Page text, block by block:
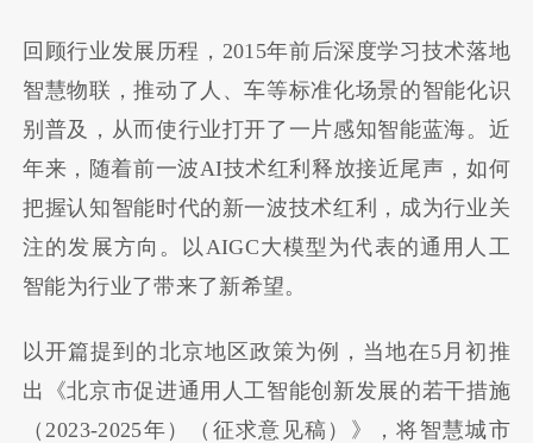
回顾行业发展历程，2015年前后深度学习技术落地
智慧物联，推动了人、车等标准化场景的智能化识
别普及，从而使行业打开了一片感知智能蓝海。近
年来，随着前一波AI技术红利释放接近尾声，如何
把握认知智能时代的新一波技术红利，成为行业关
注的发展方向。以AIGC大模型为代表的通用人工
智能为行业了带来了新希望。
以开篇提到的北京地区政策为例，当地在5月初推
出《北京市促进通用人工智能创新发展的若干措施
（2023-2025年）（征求意见稿）》，将智慧城市